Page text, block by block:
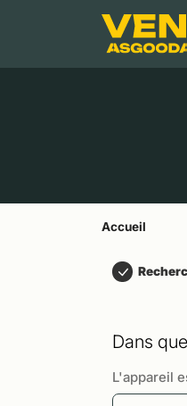
Contenu principal
Accueil
Dans
L'appareil